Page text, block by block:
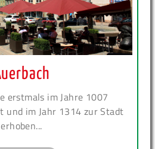
erstmals im Jahre 1007
und im Jahr 1314 zur Stadt
erhoben...